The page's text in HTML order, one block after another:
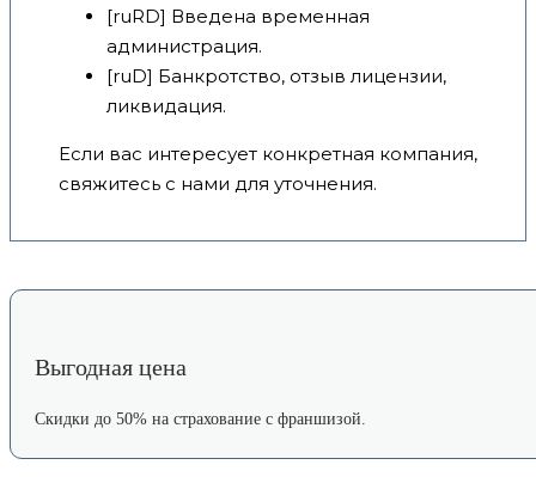
[ruRD] Введена временная
администрация.
[ruD] Банкротство, отзыв лицензии,
ликвидация.
Если вас интересует конкретная компания,
свяжитесь с нами для уточнения.
Выгодная цена
Скидки до 50% на страхование с франшизой.